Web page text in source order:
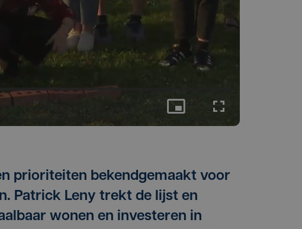
prioriteiten bekendgemaakt voor
Patrick Leny trekt de lijst en
wonen en investeren in